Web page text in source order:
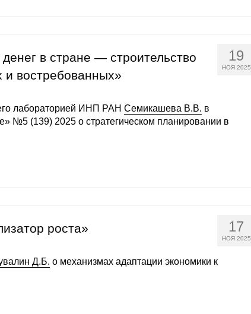
19
НОЯ 2025
в стране — строительство
и востребованных»
лабораторией ИНП РАН Семикашева В.В. в
№5 (139) 2025 о стратегическом планировании в
17
НОЯ 2025
роста»
Д.Б. о механизмах адаптации экономики к